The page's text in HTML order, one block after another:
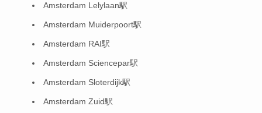
Amsterdam Lelylaan駅
Amsterdam Muiderpoort駅
Amsterdam RAI駅
Amsterdam Sciencepar駅
Amsterdam Sloterdijk駅
Amsterdam Zuid駅